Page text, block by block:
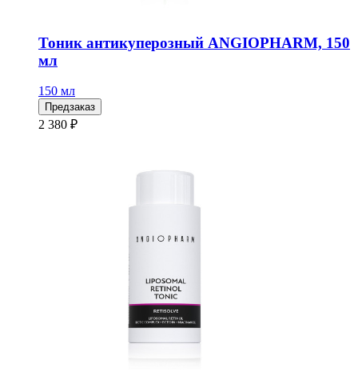
Тоник антикуперозный ANGIOPHARM, 150
мл
150 мл
Предзаказ
2 380 ₽